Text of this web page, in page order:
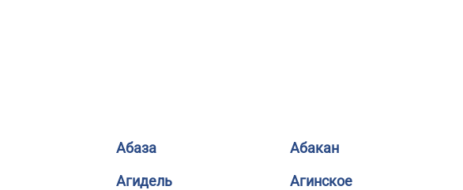
Абаза Абакан
Агидель
Агинское